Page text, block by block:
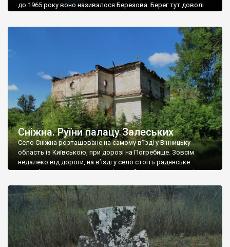
до 1965 року воно називалося Березова. Берег тут доволі
Наддністрянське відрізняється від більшості навколишніх
сіл. У селі є мурована Михайлівська церква. Точної дати […]
Сніжна. Руїни палацу Залеських
Село Сніжна розташоване на самому в’їзді у Вінницьку
область із Київською, при дорозі на Погребище. Зовсім
недалеко від дороги, на в’їзді у село стоїть радянське
рельєфне пано, яке показує жінку і яблуню, а трохи далі, десь
не видно, але видно дві стареньких колії у траві – […]